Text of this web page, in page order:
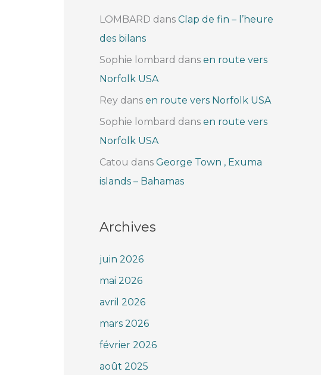
LOMBARD dansClap de fin – l’heure
des bilans
Sophie lombard dansen route vers
Norfolk USA
Rey dansen route vers Norfolk USA
Sophie lombard dansen route vers
Norfolk USA
Catou dansGeorge Town , Exuma
islands – Bahamas
Archives
juin 2026
mai 2026
avril 2026
mars 2026
février 2026
août 2025